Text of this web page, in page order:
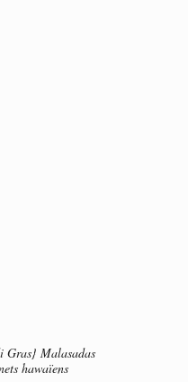
Gras} Malasadas
hawaïens